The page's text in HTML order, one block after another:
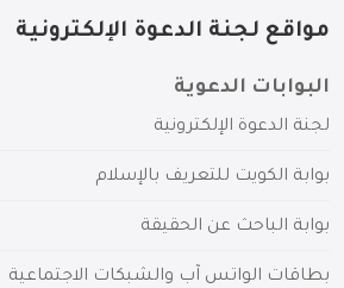
مواقع لجنة الدعوة الإلكترونية
البوابات الدعوية
لجنة الدعوة الإلكترونية
بوابة الكويت للتعريف بالإسلام
بوابة الباحث عن الحقيقة
بطاقات الواتس آب والشبكات الاجتماعية